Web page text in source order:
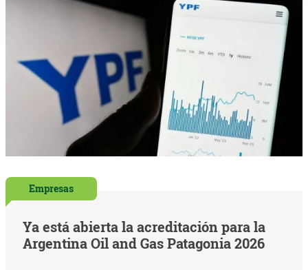
Empresas
Ya está abierta la acreditación para la
Argentina Oil and Gas Patagonia 2026